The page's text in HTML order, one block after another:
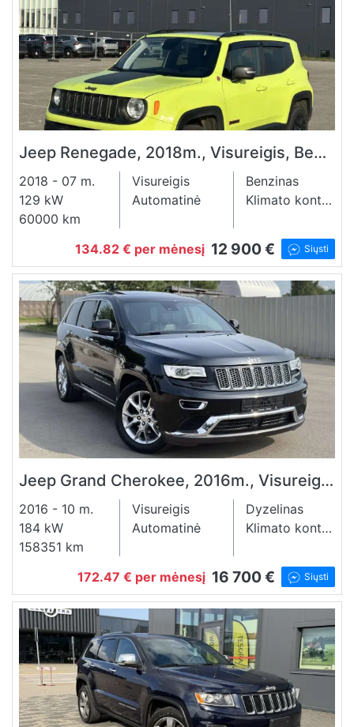
Jeep Renegade, 2018m., Visureigis, Benzinas, 2.4l.
2018 - 07 m. Visureigis
Benzinas
129 kW
Automatinė
Klimato kontrolė
60000 km
134.82 € per mėnesį 12 900 € Siųsti
Jeep Grand Cherokee, 2016m., Visureigis, Dyzelinas, 3.0l.
2016 - 10 m. Visureigis
Dyzelinas
184 kW
Automatinė
Klimato kontrolė
158351 km
172.47 € per mėnesį 16 700 € Siųsti